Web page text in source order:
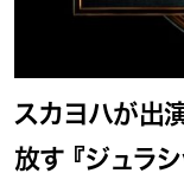
スカヨハが出
放す 『ジュラ